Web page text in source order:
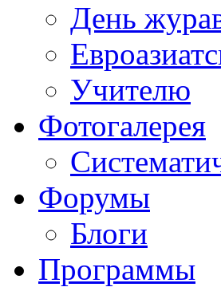
День
Учителю
Фотогалерея
Форумы
Блоги
Программы